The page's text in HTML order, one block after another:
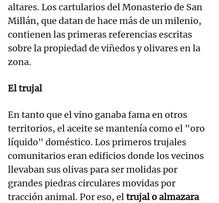
altares. Los cartularios del Monasterio de San
Millán, que datan de hace más de un milenio,
contienen las primeras referencias escritas
sobre la propiedad de viñedos y olivares en la
zona.
El trujal
En tanto que el vino ganaba fama en otros
territorios, el aceite se mantenía como el "oro
líquido" doméstico. Los primeros trujales
comunitarios eran edificios donde los vecinos
llevaban sus olivas para ser molidas por
grandes piedras circulares movidas por
tracción animal. Por eso, eltrujal o almazara